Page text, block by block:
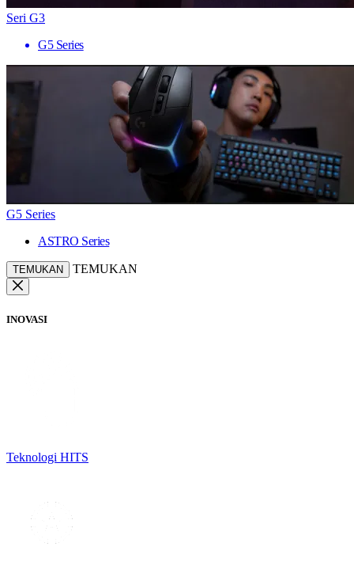
Seri G3
G5 Series
G5 Series
ASTRO Series
TEMUKAN TEMUKAN
INOVASI
Teknologi HITS